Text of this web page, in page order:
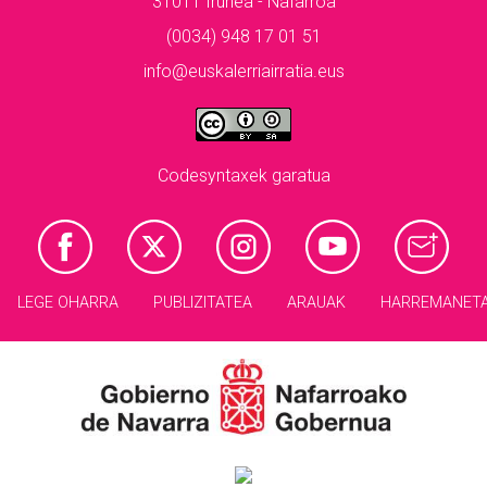
(0034) 948 17 01 51
info@euskalerriairratia.eus
Codesyntaxek garatua
LEGE OHARRA PUBLIZITATEA ARAUAK